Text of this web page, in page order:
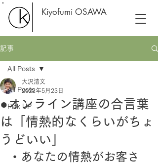
Kiyofumi OSAWA
記事
All Posts
Pick UP
All Posts
●オンライン講座の合言葉
は「情熱的なくらいがちょ
うどいい」
大沢清文
2022年5月23日
・あなたの情熱がお客さ